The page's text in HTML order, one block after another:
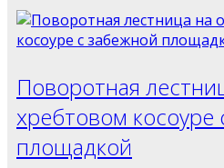
Поворотная
хребтовом косоуре
площадкой